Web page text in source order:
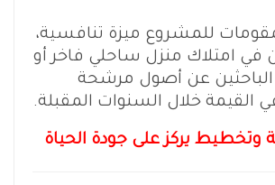
للمشروع ميزة تنافسية،
في امتلاك منزل ساحلي فاخر أو
عن أصول مرشحة
القيمة خلال السنوات المقبلة.
وتخطيط يركز على جودة الحياة